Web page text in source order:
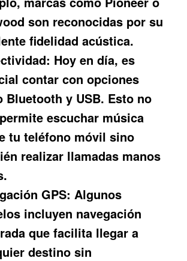
son reconocidas por su
fidelidad acústica.
Hoy en día, es
contar con opciones
Bluetooth y USB. Esto no
escuchar música
tu teléfono móvil sino
realizar llamadas manos
GPS: Algunos
incluyen navegación
que facilita llegar a
destino sin